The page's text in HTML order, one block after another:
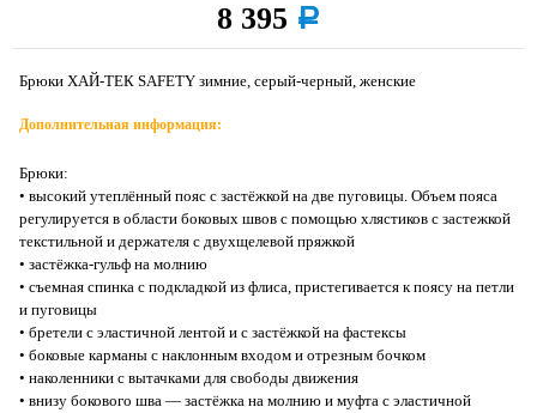
8 395 a
Брюки ХАЙ-ТЕК SAFETY зимние, серый-черный, женские
Дополнительная информация:
Брюки:
• высокий утеплённый пояс с застёжкой на две пуговицы. Объем пояса
регулируется в области боковых швов с помощью хлястиков с застежкой
текстильной и держателя с двухщелевой пряжкой
• застёжка-гульф на молнию
• съемная спинка с подкладкой из флиса, пристегивается к поясу на петли
и пуговицы
• бретели с эластичной лентой и с застёжкой на фастексы
• боковые карманы с наклонным входом и отрезным бочком
• наколенники с вытачками для свободы движения
• внизу бокового шва — застёжка на молнию и муфта с эластичной